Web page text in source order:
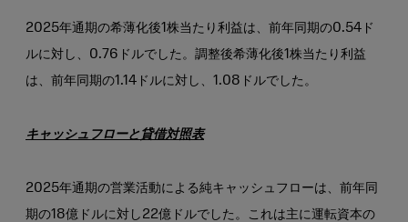
2025年通期の希薄化後1株当たり利益は、前年同期の0.54ド
ルに対し、0.76ドルでした。調整後希薄化後1株当たり利益
は、前年同期の1.14ドルに対し、1.08ドルでした。
キャッシュフローと貸借対照表
2025年通期の営業活動による純キャッシュフローは、前年同
期の18億ドルに対し22億ドルでした。これは主に運転資本の